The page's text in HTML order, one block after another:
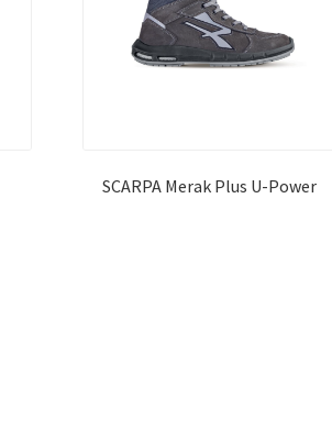
SCARPA Merak Plus U-Power